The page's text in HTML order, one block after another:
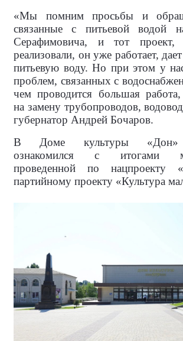
«Мы помним просьбы и
связанные с питьевой водой
Серафимовича, и тот
реализовали, он уже работает,
питьевую воду. Но при этом у
проблем, связанных с
чем проводится большая работа,
на замену трубопроводов,
губернатор Андрей Бочаров.
В Доме культуры «Дон»
ознакомился с итогами
проведенной по нацпроекту
партийному проекту «Культура